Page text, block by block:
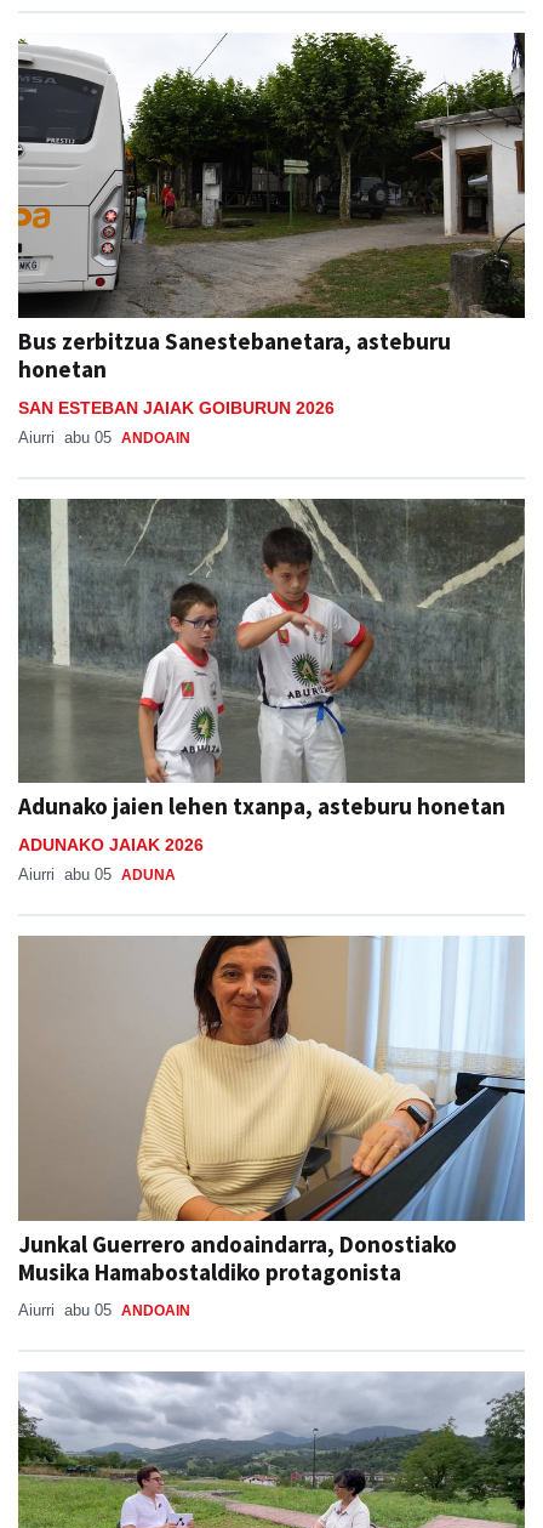
Bus zerbitzua Sanestebanetara, asteburu
honetan
SAN ESTEBAN JAIAK GOIBURUN 2026
Aiurri abu 05 ANDOAIN
Adunako jaien lehen txanpa, asteburu honetan
ADUNAKO JAIAK 2026
Aiurri abu 05 ADUNA
Junkal Guerrero andoaindarra, Donostiako
Musika Hamabostaldiko protagonista
Aiurri abu 05 ANDOAIN